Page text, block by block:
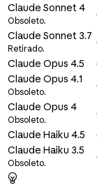
Claude Sonnet 4
Obsoleto.
Claude Sonnet 3.7
Retirado.
Claude Opus 4.5
Claude Opus 4.1
Obsoleto.
Claude Opus 4
Obsoleto.
Claude Haiku 4.5
Claude Haiku 3.5
Obsoleto.
